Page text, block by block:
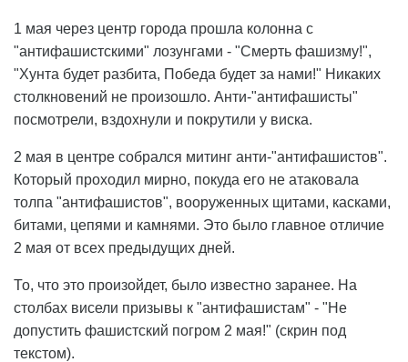
1 мая через центр города прошла колонна с
"антифашистскими" лозунгами - "Смерть фашизму!",
"Хунта будет разбита, Победа будет за нами!" Никаких
столкновений не произошло. Анти-"антифашисты"
посмотрели, вздохнули и покрутили у виска.
2 мая в центре собрался митинг анти-"антифашистов".
Который проходил мирно, покуда его не атаковала
толпа "антифашистов", вооруженных щитами, касками,
битами, цепями и камнями. Это было главное отличие
2 мая от всех предыдущих дней.
То, что это произойдет, было известно заранее. На
столбах висели призывы к "антифашистам" - "Не
допустить фашистский погром 2 мая!" (скрин под
текстом).